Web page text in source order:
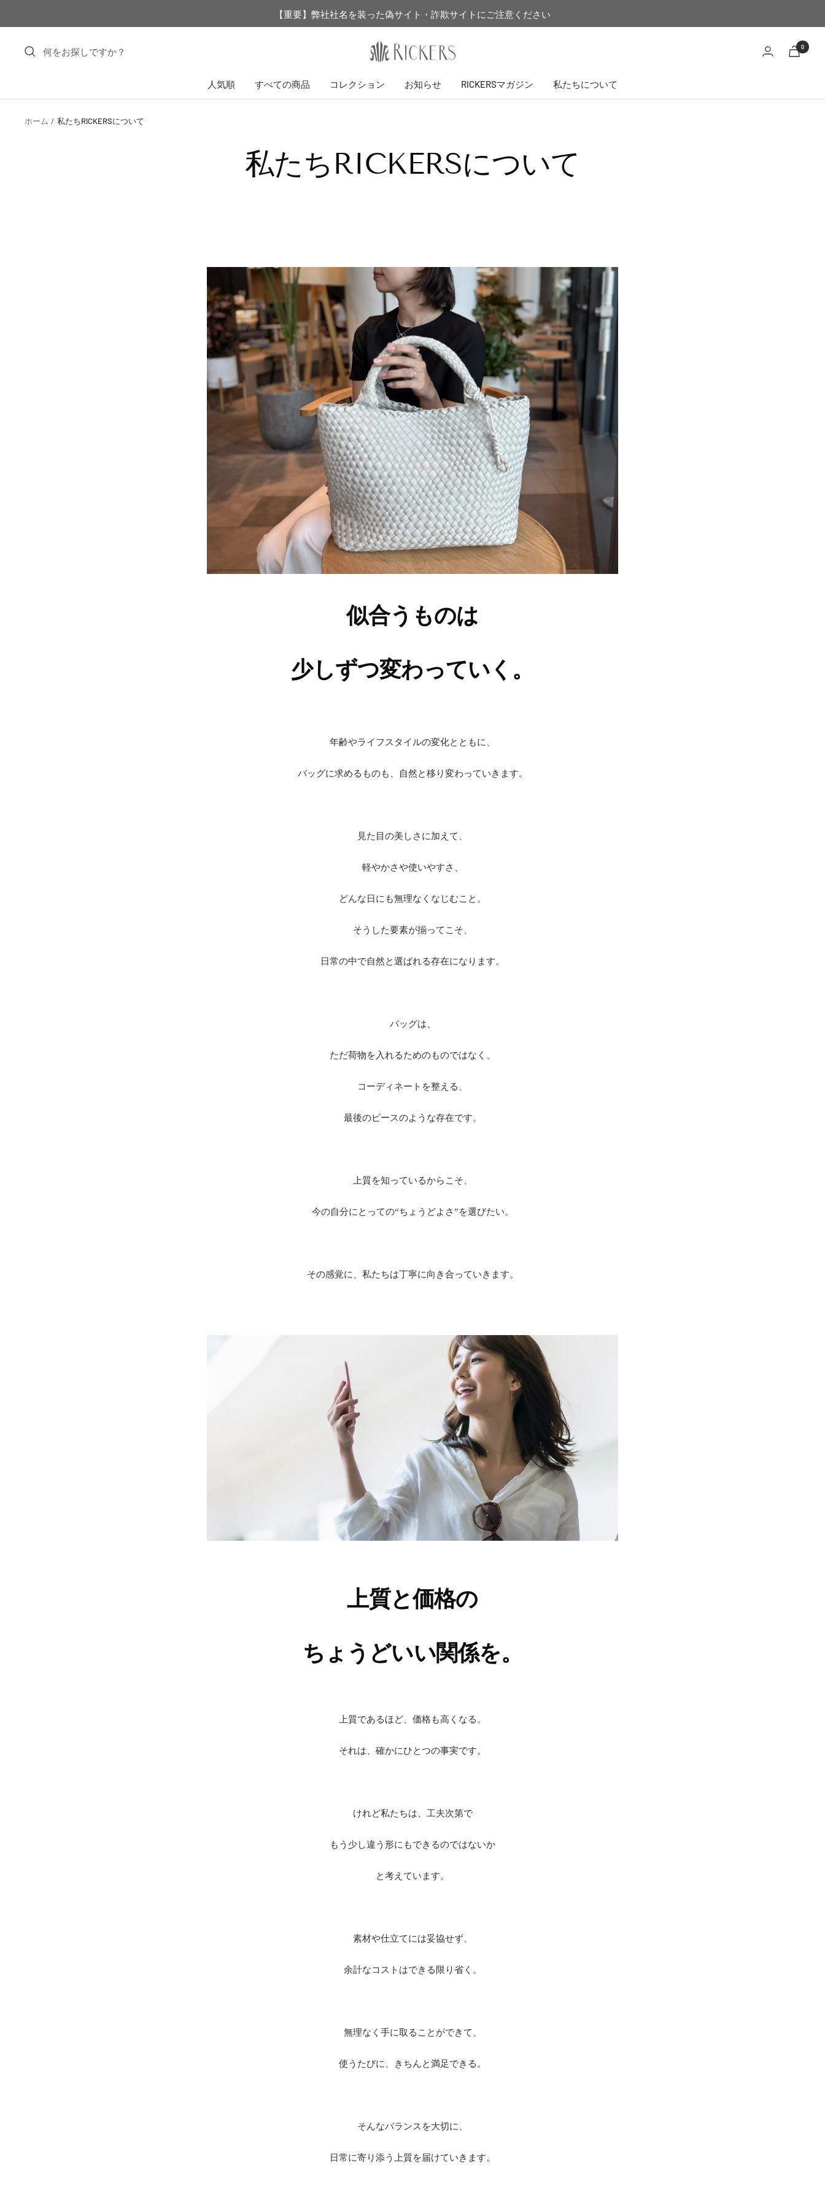
ス
【重要】弊社社名を装った偽サイト・詐欺サイトにご注意ください
RICKERS
式
本
店
0
人気順 すべての商品 コレクション お知らせ RICKERSマガジン 私たちについて
ホーム 私たちRICKERSについて
私たちRICKERSについて
似合うものは
少しずつ変わっていく。
年齢やライフスタイルの変化とともに、
バッグに求めるものも、自然と移り変わっていきます。
見た目の美しさに加えて、
軽やかさや使いやすさ、
どんな日にも無理なくなじむこと。
そうした要素が揃ってこそ、
日常の中で自然と選ばれる存在になります。
バッグは、
ただ荷物を入れるためのものではなく、
コーディネートを整える、
最後のピースのような存在です。
上質を知っているからこそ、
今の自分にとっての“ちょうどよさ”を選びたい。
その感覚に、私たちは丁寧に向き合っていきます。
上質と価格の
ちょうどいい関係を。
上質であるほど、価格も高くなる。
それは、確かにひとつの事実です。
けれど私たちは、工夫次第で
もう少し違う形にもできるのではないか
と考えています。
素材や仕立てには妥協せず、
余計なコストはできる限り省く。
無理なく手に取ることができて、
使うたびに、きちんと満足できる。
そんなバランスを大切に、
日常に寄り添う上質を届けていきます。